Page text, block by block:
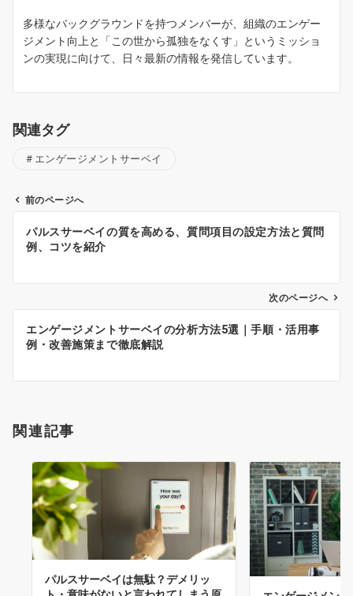
多様なバックグラウンドを持つメンバーが、組織のエンゲー
ジメント向上と「この世から孤独をなくす」というミッショ
ンの実現に向けて、日々最新の情報を発信しています。
関連タグ
エンゲージメントサーベイ
ン
前のページへ
パルスサーベイの質を高める、質問項目の設定方法と質問
例、コツを紹介
次のページへ
エンゲージメントサーベイの分析方法5選｜手順・活用事
例・改善施策まで徹底解説
関連記事
パルスサーベイは無駄？デメリッ